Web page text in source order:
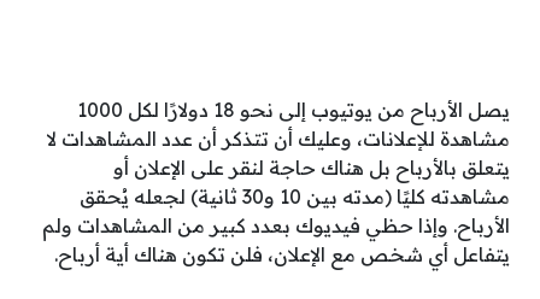
يصل الأرباح من يوتيوب إلى نحو 18 دولارًا لكل 1000
مشاهدة للإعلانات، وعليك أن تتذكر أن عدد المشاهدات لا
يتعلق بالأرباح بل هناك حاجة لنقر على الإعلان أو
مشاهدته كليًا (مدته بين 10 و30 ثانية) لجعله يُحقق
الأرباح. وإذا حظي فيديوك بعدد كبير من المشاهدات ولم
يتفاعل أي شخص مع الإعلان، فلن تكون هناك أية أرباح.